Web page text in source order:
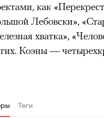
как
Лебовски»,
хватка»,
Коэны —
Теги